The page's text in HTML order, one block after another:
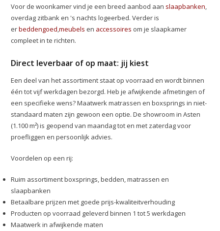
Voor de woonkamer vind je een breed aanbod aan slaapbanken,
overdag zitbank en 's nachts logeerbed. Verder is
erbeddengoed,meubels en accessoires om je slaapkamer
compleet in te richten.
Direct leverbaar of op maat: jij kiest
Een deel van het assortiment staat op voorraad en wordt binnen
één tot vijf werkdagen bezorgd. Heb je afwijkende afmetingen of
een specifieke wens? Maatwerk matrassen en boxsprings in niet-
standaard maten zijn gewoon een optie. De showroom in Asten
(1.100 m²) is geopend van maandag tot en met zaterdag voor
proefliggen en persoonlijk advies.
Voordelen op een rij:
Ruim assortiment boxsprings, bedden, matrassen en
slaapbanken
Betaalbare prijzen met goede prijs-kwaliteitverhouding
Producten op voorraad geleverd binnen 1 tot 5 werkdagen
Maatwerk in afwijkende maten